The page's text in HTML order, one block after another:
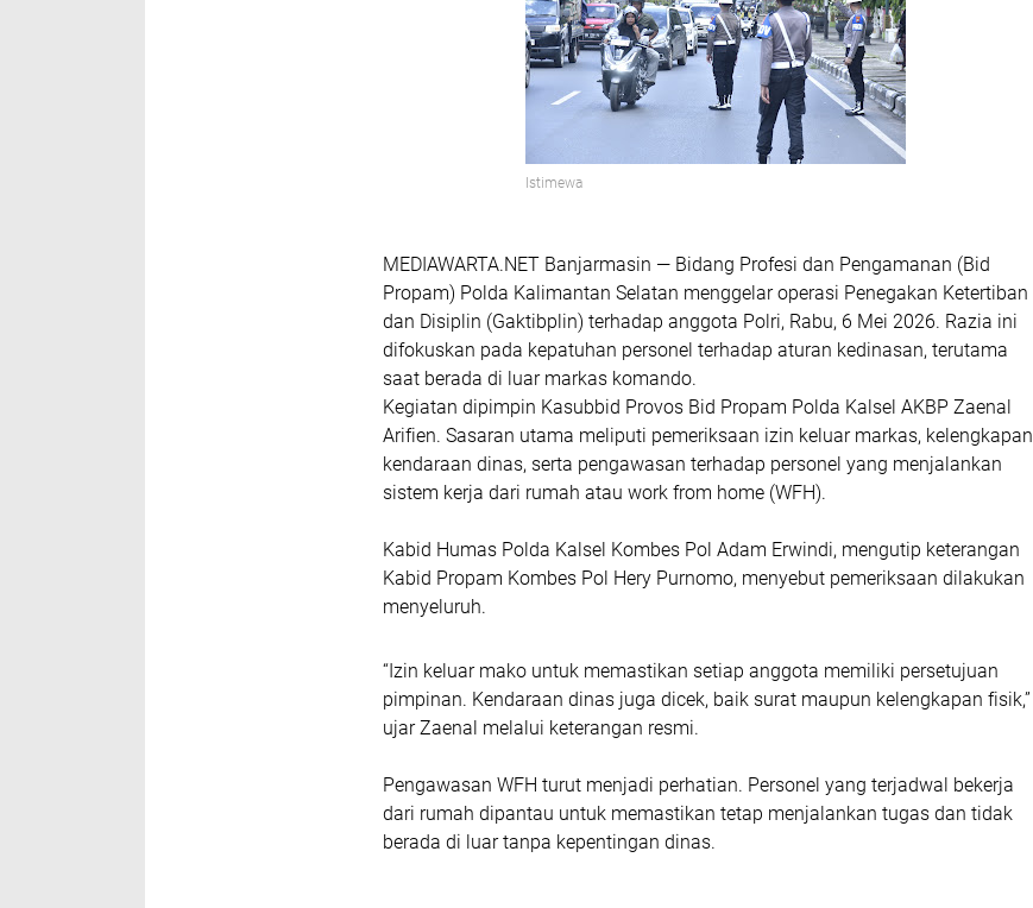
Istimewa
MEDIAWARTA.NET Banjarmasin — Bidang Profesi dan Pengamanan (Bid
Propam) Polda Kalimantan Selatan menggelar operasi Penegakan Ketertiban
dan Disiplin (Gaktibplin) terhadap anggota Polri, Rabu, 6 Mei 2026. Razia ini
difokuskan pada kepatuhan personel terhadap aturan kedinasan, terutama
saat berada di luar markas komando.
Kegiatan dipimpin Kasubbid Provos Bid Propam Polda Kalsel AKBP Zaenal
Arifien. Sasaran utama meliputi pemeriksaan izin keluar markas, kelengkapan
kendaraan dinas, serta pengawasan terhadap personel yang menjalankan
sistem kerja dari rumah atau work from home (WFH).
Kabid Humas Polda Kalsel Kombes Pol Adam Erwindi, mengutip keterangan
Kabid Propam Kombes Pol Hery Purnomo, menyebut pemeriksaan dilakukan
menyeluruh.
“Izin keluar mako untuk memastikan setiap anggota memiliki persetujuan
pimpinan. Kendaraan dinas juga dicek, baik surat maupun kelengkapan fisik,”
ujar Zaenal melalui keterangan resmi.
Pengawasan WFH turut menjadi perhatian. Personel yang terjadwal bekerja
dari rumah dipantau untuk memastikan tetap menjalankan tugas dan tidak
berada di luar tanpa kepentingan dinas.